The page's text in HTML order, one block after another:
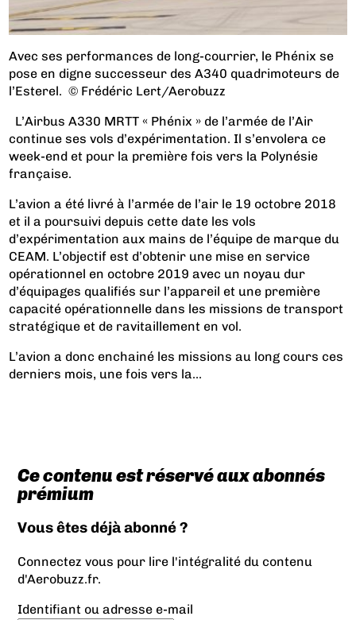
Avec ses performances de long-courrier, le Phénix se
pose en digne successeur des A340 quadrimoteurs de
l’Esterel. © Frédéric Lert/Aerobuzz
L’Airbus A330 MRTT « Phénix » de l’armée de l’Air
continue ses vols d’expérimentation. Il s’envolera ce
week-end et pour la première fois vers la Polynésie
française.
L’avion a été livré à l’armée de l’air le 19 octobre 2018
et il a poursuivi depuis cette date les vols
d’expérimentation aux mains de l’équipe de marque du
CEAM. L’objectif est d’obtenir une mise en service
opérationnel en octobre 2019 avec un noyau dur
d’équipages qualifiés sur l’appareil et une première
capacité opérationnelle dans les missions de transport
stratégique et de ravitaillement en vol.
L’avion a donc enchainé les missions au long cours ces
derniers mois, une fois vers la...
Ce contenu est réservé aux abonnés
prémium
Vous êtes déjà abonné ?
Connectez vous pour lire l'intégralité du contenu
d'Aerobuzz.fr.
Identifiant ou adresse e-mail